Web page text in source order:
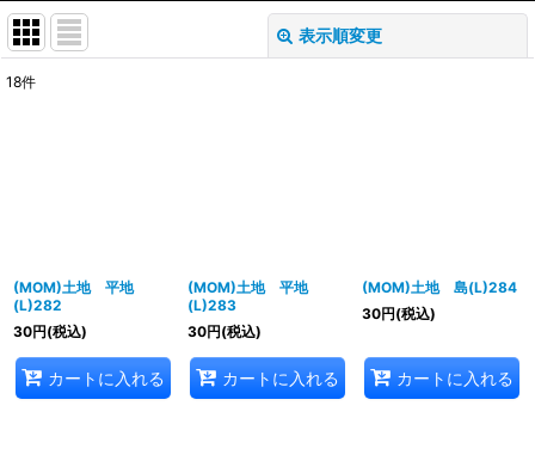
表示順変更
18件
(MOM)土地 平地
(L)282
30円(税込)
カートに入れる
(MOM)土地 平地
(L)283
30円(税込)
カートに入れる
(MOM)土地 島(L)284
30円(税込)
カートに入れる